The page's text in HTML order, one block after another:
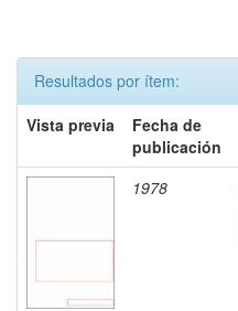
Resultados por ítem:
Vista previa
Fecha de
publicación
1978